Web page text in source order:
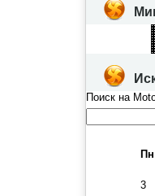
Поиск на
Пн
3